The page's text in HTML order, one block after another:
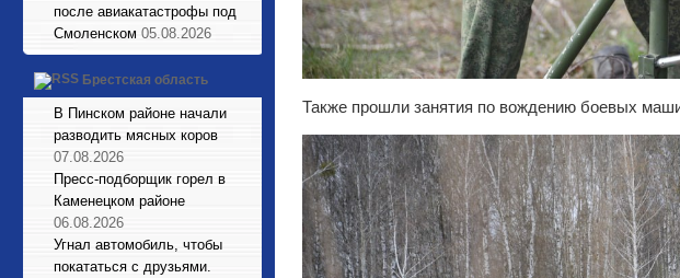
после авиакатастрофы под
Смоленском 05.08.2026
Брестская область
В Пинском районе начали
разводить мясных коров
07.08.2026
Пресс-подборщик горел в
Каменецком районе
06.08.2026
Угнал автомобиль, чтобы
покататься с друзьями.
Также прошли занятия по вождению боевых